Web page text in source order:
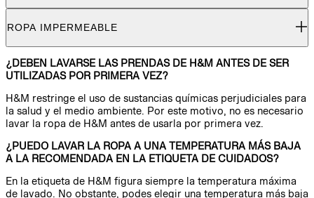
ROPA IMPERMEABLE
¿DEBEN LAVARSE LAS PRENDAS DE H&M ANTES DE SER
UTILIZADAS POR PRIMERA VEZ?
H&M restringe el uso de sustancias químicas perjudiciales para
la salud y el medio ambiente. Por este motivo, no es necesario
lavar la ropa de H&M antes de usarla por primera vez.
¿PUEDO LAVAR LA ROPA A UNA TEMPERATURA MÁS BAJA
A LA RECOMENDADA EN LA ETIQUETA DE CUIDADOS?
En la etiqueta de H&M figura siempre la temperatura máxima
de lavado. No obstante, podes elegir una temperatura más baja